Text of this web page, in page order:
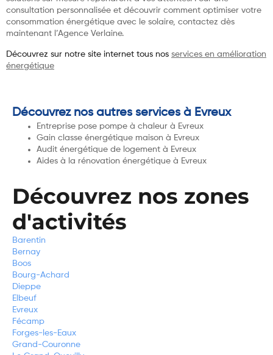
consultation personnalisée et découvrir comment optimiser votre
consommation énergétique avec le solaire, contactez dès
maintenant l’Agence Verlaine.
Découvrez sur notre site internet tous nos services en amélioration
énergétique
Découvrez nos autres services à Evreux
Entreprise pose pompe à chaleur à Evreux
Gain classe énergétique maison à Evreux
Audit énergétique de logement à Evreux
Aides à la rénovation énergétique à Evreux
Découvrez nos zones
d'activités
Barentin
Bernay
Boos
Bourg-Achard
Dieppe
Elbeuf
Evreux
Fécamp
Forges-les-Eaux
Grand-Couronne